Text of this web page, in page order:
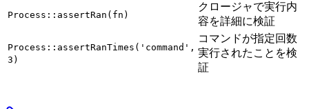
Process::assertRan(fn)
クロージャで実行内
容を詳細に検証
Process::assertRanTimes('command',
3)
コマンドが指定回数
実行されたことを検
証